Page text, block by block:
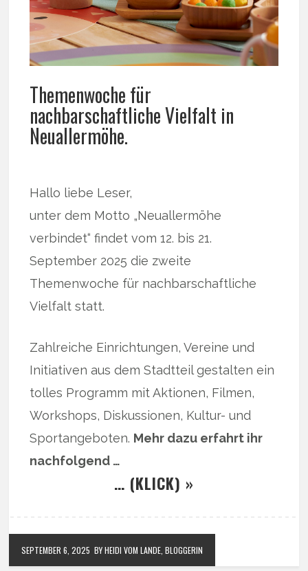
Themenwoche für
nachbarschaftliche Vielfalt in
Neuallermöhe.
Hallo liebe Leser,
unter dem Motto „Neuallermöhe
verbindet“ findet vom 12. bis 21.
September 2025 die zweite
Themenwoche für nachbarschaftliche
Vielfalt statt.
Zahlreiche Einrichtungen, Vereine und
Initiativen aus dem Stadtteil gestalten ein
tolles Programm mit Aktionen, Filmen,
Workshops, Diskussionen, Kultur- und
Sportangeboten. Mehr dazu erfahrt ihr
nachfolgend …
… (KLICK) »
SEPTEMBER 6, 2025 BY HEIDI VOM LANDE, BLOGGERIN